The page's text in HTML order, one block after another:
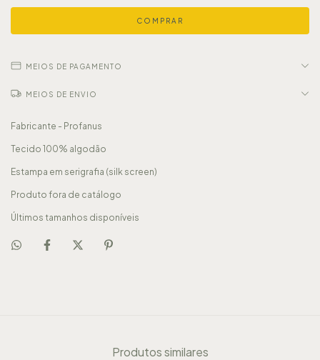
MEIOS DE PAGAMENTO
MEIOS DE ENVIO
Fabricante - Profanus
Tecido 100% algodão
Estampa em serigrafia (silk screen)
Produto fora de catálogo
Últimos tamanhos disponíveis
Produtos similares